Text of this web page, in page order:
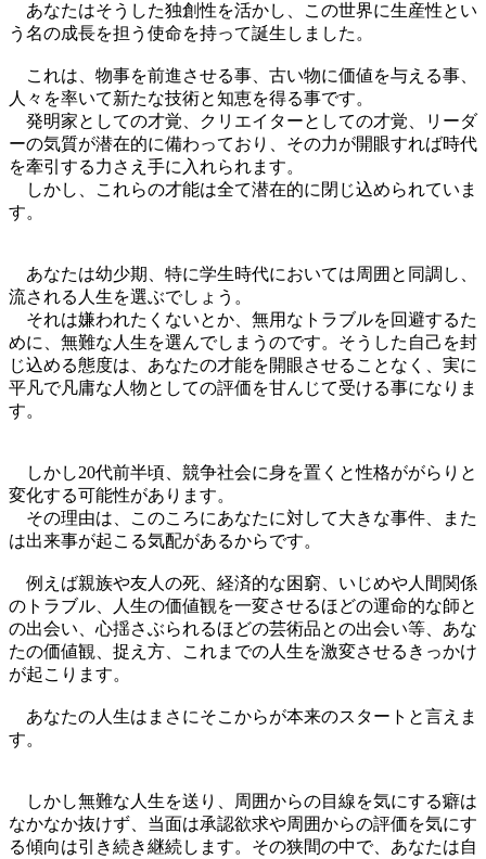
あなたはそうした独創性を活かし、この世界に生産性とい
う名の成長を担う使命を持って誕生しました。
これは、物事を前進させる事、古い物に価値を与える事、
人々を率いて新たな技術と知恵を得る事です。
発明家としての才覚、クリエイターとしての才覚、リーダ
ーの気質が潜在的に備わっており、その力が開眼すれば時代
を牽引する力さえ手に入れられます。
しかし、これらの才能は全て潜在的に閉じ込められていま
す。
あなたは幼少期、特に学生時代においては周囲と同調し、
流される人生を選ぶでしょう。
それは嫌われたくないとか、無用なトラブルを回避するた
めに、無難な人生を選んでしまうのです。そうした自己を封
じ込める態度は、あなたの才能を開眼させることなく、実に
平凡で凡庸な人物としての評価を甘んじて受ける事になりま
す。
しかし20代前半頃、競争社会に身を置くと性格ががらりと
変化する可能性があります。
その理由は、このころにあなたに対して大きな事件、また
は出来事が起こる気配があるからです。
例えば親族や友人の死、経済的な困窮、いじめや人間関係
のトラブル、人生の価値観を一変させるほどの運命的な師と
の出会い、心揺さぶられるほどの芸術品との出会い等、あな
たの価値観、捉え方、これまでの人生を激変させるきっかけ
が起こります。
あなたの人生はまさにそこからが本来のスタートと言えま
す。
しかし無難な人生を送り、周囲からの目線を気にする癖は
なかなか抜けず、当面は承認欲求や周囲からの評価を気にす
る傾向は引き続き継続します。その狭間の中で、あなたは自